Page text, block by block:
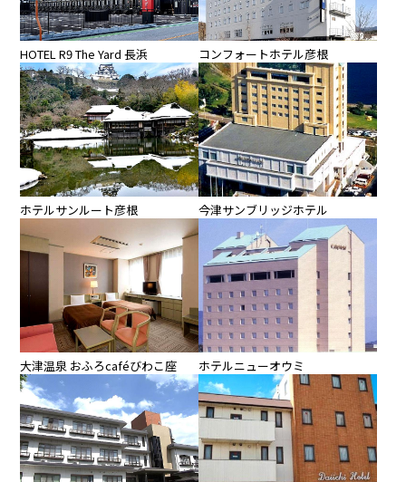
HOTEL R9 The Yard 長浜 コンフォートホテル彦根
ホテルサンルート彦根 今津サンブリッジホテル
大津温泉 おふろcaféびわこ座 ホテルニューオウミ